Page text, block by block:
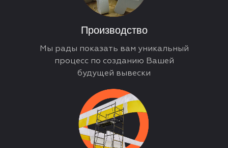
Мы рады показать вам уникальный
процесс по созданию Вашей
будущей вывески
Производство